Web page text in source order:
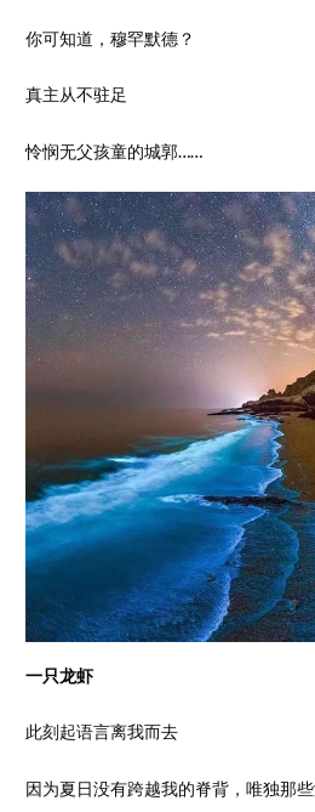
你可知道，穆罕默德？
真主从不驻足
怜悯无父孩童的城郭……
一只龙虾
此刻起语言离我而去
因为夏日没有跨越我的脊背，唯独那